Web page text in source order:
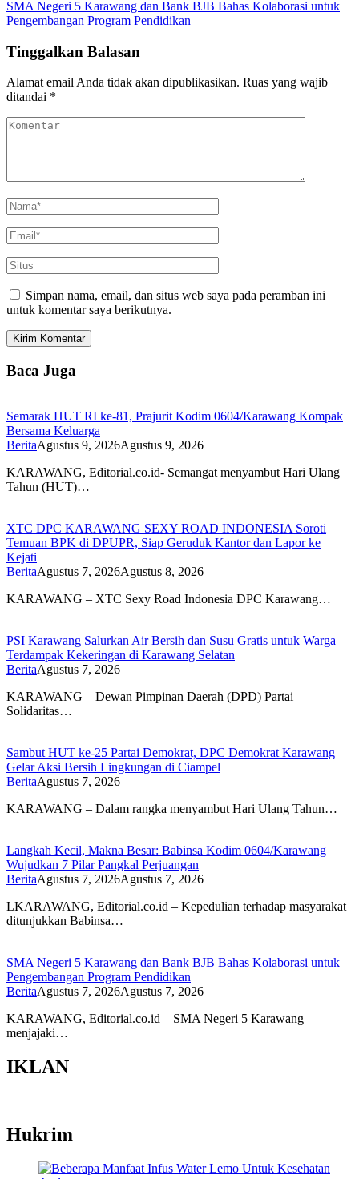
SMA Negeri 5 Karawang dan Bank BJB Bahas Kolaborasi untuk
Pengembangan Program Pendidikan
Tinggalkan Balasan
Alamat email Anda tidak akan dipublikasikan. Ruas yang wajib
ditandai *
Simpan nama, email, dan situs web saya pada peramban ini
untuk komentar saya berikutnya.
Baca Juga
Semarak HUT RI ke-81, Prajurit Kodim 0604/Karawang Kompak
Bersama Keluarga
BeritaAgustus 9, 2026Agustus 9, 2026
KARAWANG, Editorial.co.id- Semangat menyambut Hari Ulang
Tahun (HUT)…
XTC DPC KARAWANG SEXY ROAD INDONESIA Soroti
Temuan BPK di DPUPR, Siap Geruduk Kantor dan Lapor ke
Kejati
BeritaAgustus 7, 2026Agustus 8, 2026
KARAWANG – XTC Sexy Road Indonesia DPC Karawang…
PSI Karawang Salurkan Air Bersih dan Susu Gratis untuk Warga
Terdampak Kekeringan di Karawang Selatan
BeritaAgustus 7, 2026
KARAWANG – Dewan Pimpinan Daerah (DPD) Partai
Solidaritas…
Sambut HUT ke-25 Partai Demokrat, DPC Demokrat Karawang
Gelar Aksi Bersih Lingkungan di Ciampel
BeritaAgustus 7, 2026
KARAWANG – Dalam rangka menyambut Hari Ulang Tahun…
Langkah Kecil, Makna Besar: Babinsa Kodim 0604/Karawang
Wujudkan 7 Pilar Pangkal Perjuangan
BeritaAgustus 7, 2026Agustus 7, 2026
LKARAWANG, Editorial.co.id – Kepedulian terhadap masyarakat
ditunjukkan Babinsa…
SMA Negeri 5 Karawang dan Bank BJB Bahas Kolaborasi untuk
Pengembangan Program Pendidikan
BeritaAgustus 7, 2026Agustus 7, 2026
KARAWANG, Editorial.co.id – SMA Negeri 5 Karawang
menjajaki…
IKLAN
Hukrim